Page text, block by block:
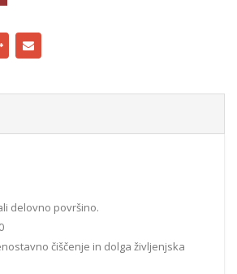
delovno površino.
čiščenje in dolga življenjska